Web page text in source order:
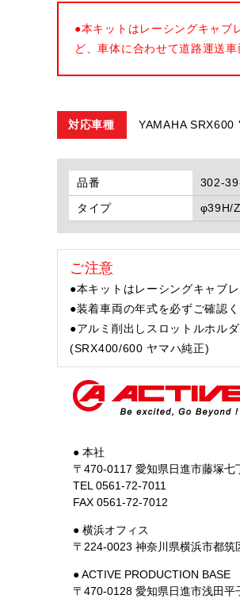
●本キットはレーシングキャブ
ど、車体に合わせて道路運送
対応車種 YAMAHA
品番 302-
タイプ
φ39H/Z
ご注意
●本キットはレーシングキャブ
●装着車両の年式を必ずご確認
●アルミ削出しスロットルホル
(SRX400/600 ヤマハ純正)
● 本社
〒470-0117 愛知県日進市藤塚七
TEL 0561-72-7011
FAX 0561-72-7012
● 横浜オフィス
〒224-0023 神奈川県横浜市都筑
● ACTIVE PRODUCTION BASE
〒470-0128 愛知県日進市浅田平